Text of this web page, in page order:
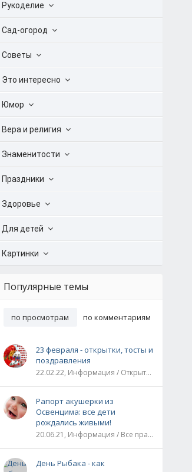
Рукоделие
Сад-огород
Советы
Это интересно
Юмор
Вера и религия
Знаменитости
Праздники
Здоровье
Для детей
Картинки
Популярные темы
по просмотрам по комментариям
23 февраля - открытки, тосты и
поздравления
22.02.22, Информация / Открытки / Все праздники
Рапорт акушерки из
Освенцима: все дети
рождались живыми!
20.06.21, Информация / Все праздники / Рассказы и истории
День Рыбака - как